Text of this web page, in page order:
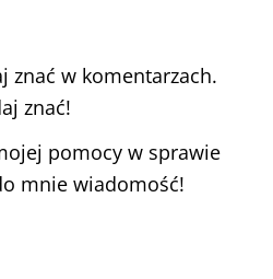
znać w komentarzach.
znać!
pomocy w sprawie
mnie wiadomość!